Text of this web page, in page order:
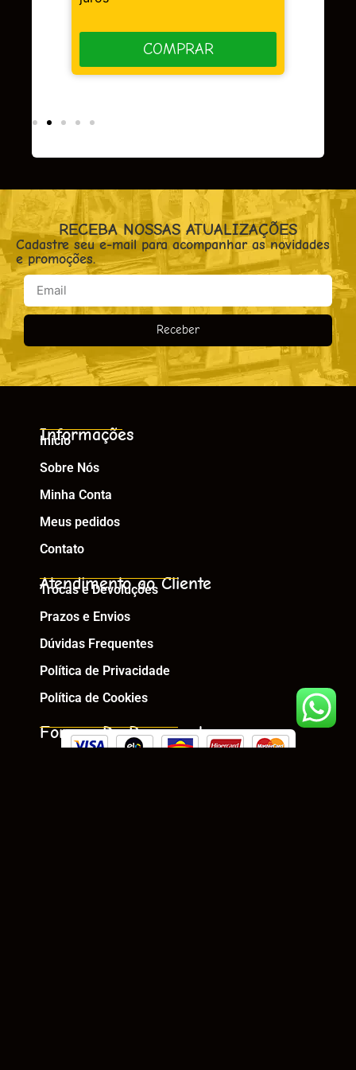
COMPRAR
RECEBA NOSSAS ATUALIZAÇÕES
Cadastre seu e-mail para acompanhar as novidades
e promoções.
Receber
Informações
Início
Sobre Nós
Minha Conta
Meus pedidos
Contato
Atendimento ao Cliente
Trocas e Devoluções
Prazos e Envios
Dúvidas Frequentes
Política de Privacidade
Política de Cookies
Formas De Pagamento